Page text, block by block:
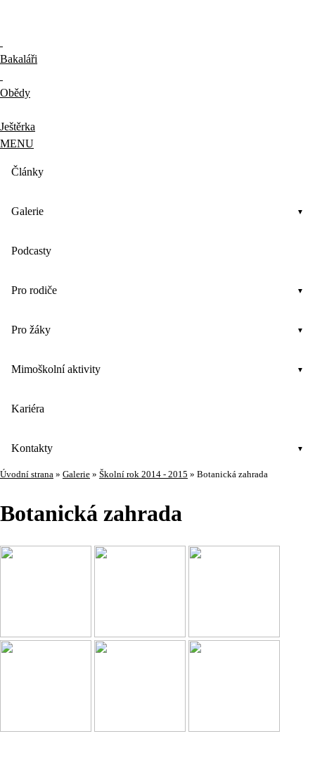
Bakaláři
Obědy
Ještěrka
MENU
Články
Galerie
Podcasty
Pro rodiče
Pro žáky
Mimoškolní aktivity
Kariéra
Kontakty
Úvodní strana » Galerie » Školní rok 2014 - 2015 » Botanická zahrada
Botanická zahrada